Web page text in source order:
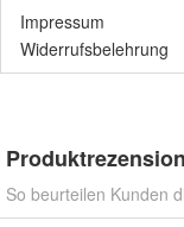
Impressum
Widerrufsbelehrung
So beurteilen Kunden